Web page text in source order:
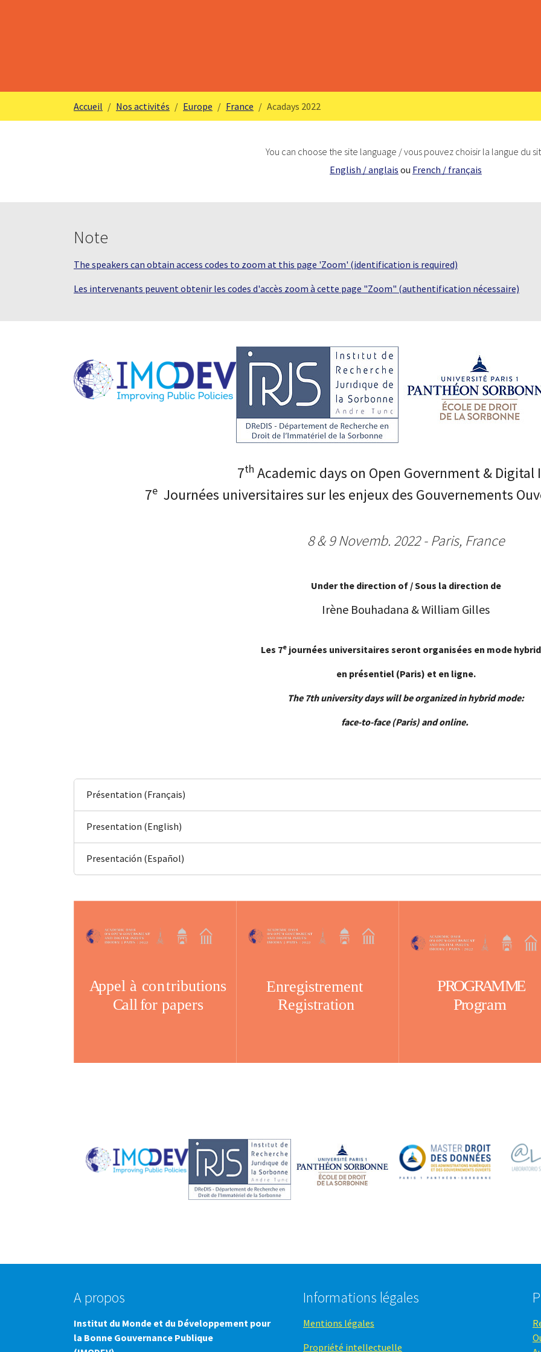
Accueil Nos activités Europe France Acadays 2022
You can choose the site language / vous pouvez choisir la langue du
English / anglais ou French / français
Note
The speakers can obtain access codes to zoom at this page 'Zoom' (identification is required)
Les intervenants peuvent obtenir les codes d'accès zoom à cette page "Zoom" (authentification nécessaire)
7th Academic days on Open Government & Digital
7eJournées universitaires sur les enjeux des Gouvernements
8 & 9 Novemb. 2022 - Paris, France
Under the direction of / Sous la direction de
Irène Bouhadana & William Gilles
Les 7e journées universitaires seront organisées en mode
en présentiel (Paris) et en ligne.
The 7th university days will be organized in hybrid mode:
face-to-face (Paris) and online.
Présentation (Français)
Presentation (English)
Presentación (Español)
A propos
Institut du Monde et du Développement pour
la Bonne Gouvernance Publique
Informations légales
Mentions légales
Propriété intellectuelle